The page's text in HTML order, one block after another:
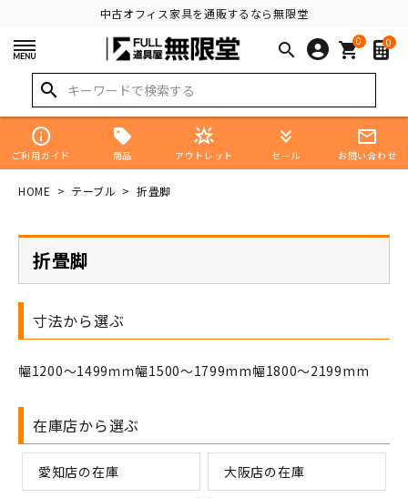
中古オフィス家具を通販するなら無限堂
search 0
shopping_cart 0
search
info
ご利用ガイド 商品
star_shine
アウトレット
keyboard_double_arrow_down
セール
mail_outline
お問い合わせ
HOME テーブル 折畳脚
折畳脚
寸法から選ぶ
幅1200～1499ｍｍ幅1500～1799mm幅1800～2199mm
在庫店から選ぶ
愛知店の在庫 大阪店の在庫